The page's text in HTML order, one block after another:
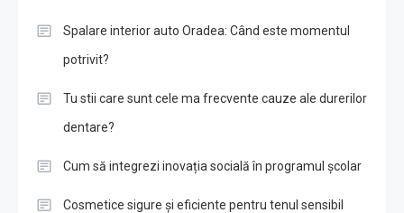
Spalare interior auto Oradea: Când este momentul
potrivit?
Tu stii care sunt cele ma frecvente cauze ale durerilor
dentare?
Cum să integrezi inovația socială în programul școlar
Cosmetice sigure și eficiente pentru tenul sensibil